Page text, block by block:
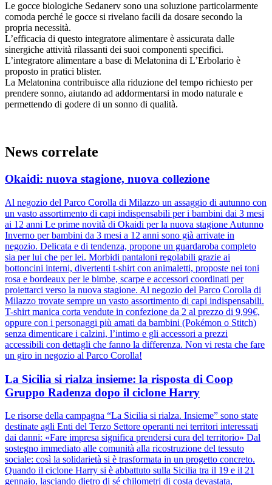
Le gocce biologiche Sedanerv sono una soluzione particolarmente
comoda perché le gocce si rivelano facili da dosare secondo la
propria necessità.
L’efficacia di questo integratore alimentare è assicurata dalle
sinergiche attività rilassanti dei suoi componenti specifici.
L’integratore alimentare a base di Melatonina di L’Erbolario è
proposto in pratici blister.
La Melatonina contribuisce alla riduzione del tempo richiesto per
prendere sonno, aiutando ad addormentarsi in modo naturale e
permettendo di godere di un sonno di qualità.
News correlate
Okaidi: nuova stagione, nuova collezione
Al negozio del Parco Corolla di Milazzo un assaggio di autunno con
un vasto assortimento di capi indispensabili per i bambini dai 3 mesi
ai 12 anni Le prime novità di Okaidi per la nuova stagione Autunno
Inverno per bambini da 3 mesi a 12 anni sono già arrivate in
negozio. Delicata e di tendenza, propone un guardaroba completo
sia per lui che per lei. Morbidi pantaloni regolabili grazie ai
bottoncini interni, divertenti t-shirt con animaletti, proposte nei toni
rosa e bordeaux per le bimbe, scarpe e accessori coordinati per
proiettarci verso la nuova stagione. Al negozio del Parco Corolla di
Milazzo trovate sempre un vasto assortimento di capi indispensabili.
T-shirt manica corta vendute in confezione da 2 al prezzo di 9,99€,
oppure con i personaggi più amati da bambini (Pokémon o Stitch)
senza dimenticare i calzini, l’intimo e gli accessori a prezzi
accessibili con dettagli che fanno la differenza. Non vi resta che fare
un giro in negozio al Parco Corolla!
La Sicilia si rialza insieme: la risposta di Coop
Gruppo Radenza dopo il ciclone Harry
Le risorse della campagna “La Sicilia si rialza. Insieme” sono state
destinate agli Enti del Terzo Settore operanti nei territori interessati
dai danni: «Fare impresa significa prendersi cura del territorio» Dal
sostegno immediato alle comunità alla ricostruzione del tessuto
sociale: così la solidarietà si è trasformata in un progetto concreto.
Quando il ciclone Harry si è abbattuto sulla Sicilia tra il 19 e il 21
gennaio, lasciando dietro di sé chilometri di costa devastata,